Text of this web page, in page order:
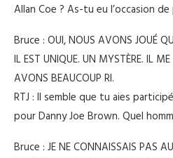
Allan Coe ? As-tu eu l’occasion
Bruce : OUI, NOUS AVONS JOUÉ
IL EST UNIQUE. UN MYSTÈRE. IL
AVONS BEAUCOUP RI.
RTJ : Il semble que tu aies
pour Danny Joe Brown. Quel
Bruce : JE NE CONNAISSAIS PAS